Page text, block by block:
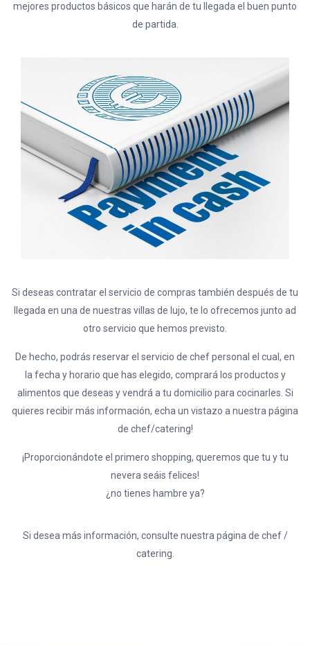
mejores productos básicos que harán de tu llegada el buen punto
de partida.
Si deseas contratar el servicio de compras también después de tu
llegada en una de nuestras villas de lujo, te lo ofrecemos junto ad
otro servicio que hemos previsto.
De hecho, podrás reservar el servicio de chef personal el cual, en
la fecha y horario que has elegido, comprará los productos y
alimentos que deseas y vendrá a tu domicilio para cocinarles. Si
quieres recibir más información, echa un vistazo a nuestra página
de chef/catering!
¡Proporcionándote el primero shopping, queremos que tu y tu
nevera seáis felices!
¿no tienes hambre ya?
Si desea más información, consulte nuestra página de chef /
catering.